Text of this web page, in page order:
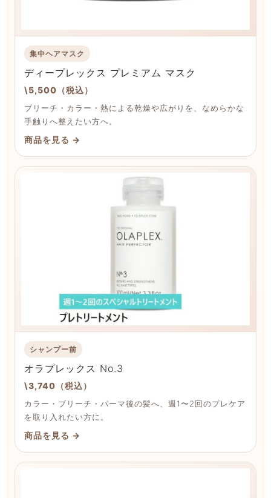
集中ヘアマスク
ディープレックス プレミアム マスク
\5,500（税込）
ブリーチ・カラー・熱による乾燥や広がりを、なめらかな
手触りへ整えたい方へ。
商品を見る →
シャンプー前
オラプレックス No.3
\3,740（税込）
カラー・ブリーチ・パーマ後の髪へ、週1〜2回のプレケア
を取り入れたい方に。
商品を見る →